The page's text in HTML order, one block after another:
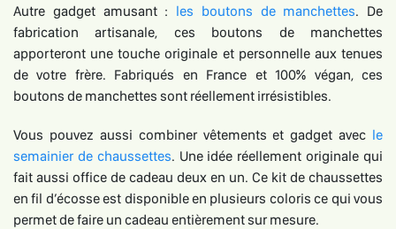
Autre gadget amusant : les boutons de manchettes. De
fabrication artisanale, ces boutons de manchettes
apporteront une touche originale et personnelle aux tenues
de votre frère. Fabriqués en France et 100% végan, ces
boutons de manchettes sont réellement irrésistibles.
Vous pouvez aussi combiner vêtements et gadget avec le
semainier de chaussettes. Une idée réellement originale qui
fait aussi office de cadeau deux en un. Ce kit de chaussettes
en fil d’écosse est disponible en plusieurs coloris ce qui vous
permet de faire un cadeau entièrement sur mesure.